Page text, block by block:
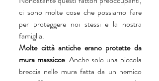
ci sono molte cose che possiamo fare
per proteggere noi stessi e la nostra
famiglia.
Molte città antiche erano protette da
mura massicce. Anche solo una piccola
breccia nelle mura fatta da un nemico